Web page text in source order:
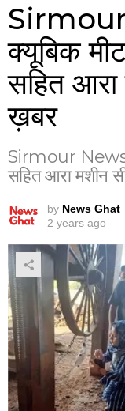
क्यूबिक
सहित
ख़बर
Sirmour News:
सहित आरा मशीन
by News Ghat
2 years ago